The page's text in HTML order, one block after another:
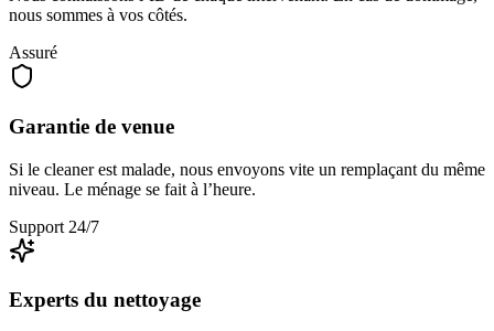
nous sommes à vos côtés.
Assuré
Garantie de venue
Si le cleaner est malade, nous envoyons vite un remplaçant du même
niveau. Le ménage se fait à l’heure.
Support 24/7
Experts du nettoyage